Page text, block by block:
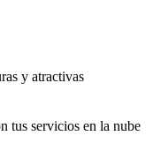
y atractivas
tus servicios en la nube